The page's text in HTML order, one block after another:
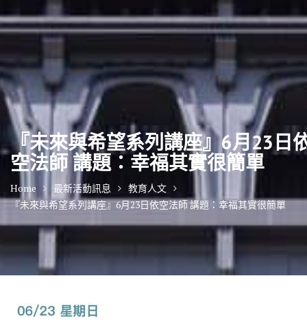
『未來與希望系列講座』6月23日
空法師 講題：幸福其實很簡單
Home 最新活動訊息
教育人文
『未來與希望系列講座』6月23日依空法師 講題：幸福其實很簡單